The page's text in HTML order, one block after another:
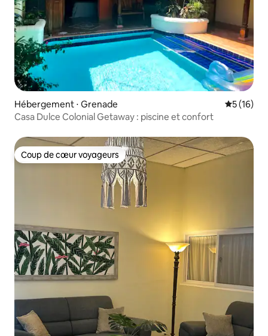
Hébergement ⋅ Grenade
5 (16)
Casa Dulce Colonial Getaway : piscine et confort
Coup de cœur voyageurs
Coup de cœur voyageurs